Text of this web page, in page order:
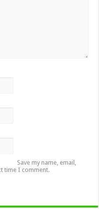
Save my name, email,
time I comment.